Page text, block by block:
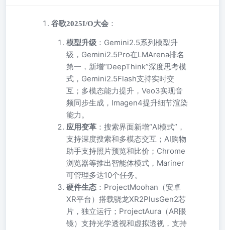
谷歌2025I/O大会 ：
模型升级 ：Gemini2.5系列模型升
级，Gemini2.5Pro在LMArena排名
第一，新增“DeepThink”深度思考模
式，Gemini2.5Flash支持实时交
互；多模态能力提升，Veo3实现音
频同步生成，Imagen4提升细节渲染
能力。
应用变革 ：搜索界面新增“AI模式”，
支持深度搜索和多模态交互；AI购物
助手支持照片预览和比价；Chrome
浏览器等推出智能体模式，Mariner
可管理多达10个任务。
硬件生态 ：ProjectMoohan（安卓
XR平台）搭载骁龙XR2PlusGen2芯
片，独立运行；ProjectAura（AR眼
镜）支持光学透视和虚拟透视，支持